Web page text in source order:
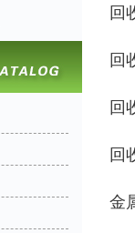
回
回
回
回
金